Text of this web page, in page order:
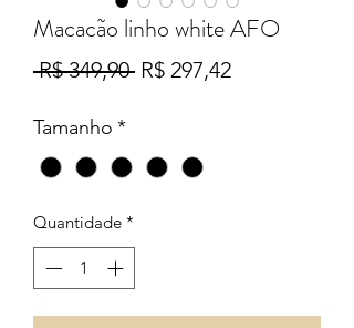
Macacão linho white AFO
R$ 349,90 Preço
R$ 297,42Preço
Tamanho *
Quantidade *